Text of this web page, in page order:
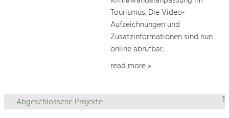
Tourismus. Die Video-
Aufzeichnungen und
Zusatzinformationen sind nun
online abrufbar.
read more »
1
Abgeschlossene Projekte